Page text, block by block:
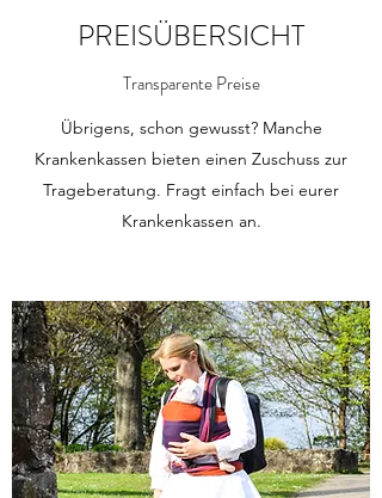
PREISÜBERSICHT
Transparente Preise
Übrigens, schon gewusst? Manche
Krankenkassen bieten einen Zuschuss zur
Trageberatung. Fragt einfach bei eurer
Krankenkassen an.